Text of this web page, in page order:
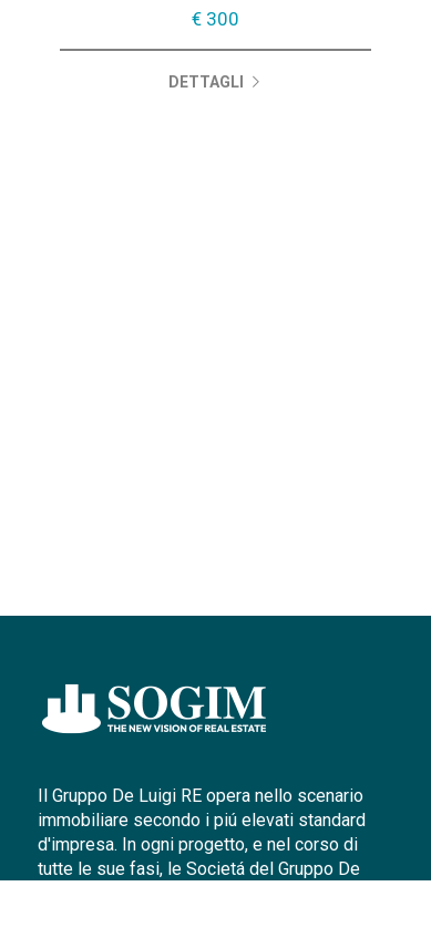
€ 300
DETTAGLI
Il Gruppo De Luigi RE opera nello scenario
immobiliare secondo i piú elevati standard
d'impresa. In ogni progetto, e nel corso di
tutte le sue fasi, le Societá del Gruppo De